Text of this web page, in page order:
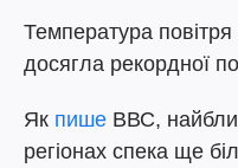
Температура повітря
досягла рекордної
Як пише ВВС,
регіонах спека ще